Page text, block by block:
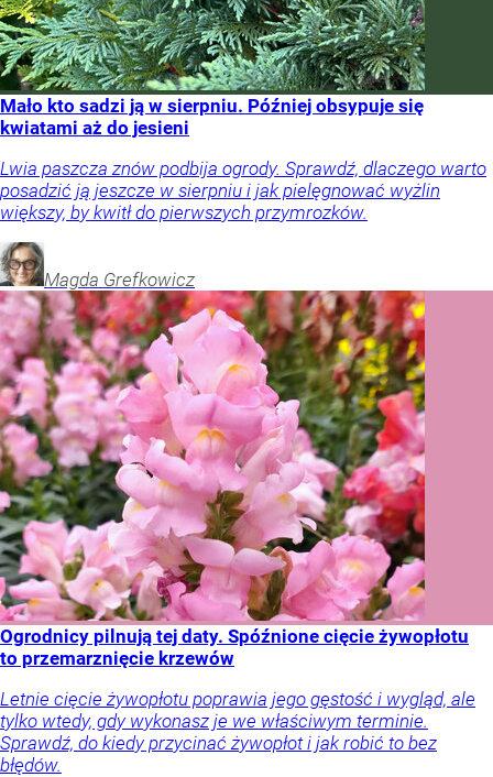
Mało kto sadzi ją w sierpniu. Później obsypuje się
kwiatami aż do jesieni
Lwia paszcza znów podbija ogrody. Sprawdź, dlaczego warto
posadzić ją jeszcze w sierpniu i jak pielęgnować wyżlin
większy, by kwitł do pierwszych przymrozków.
Magda Grefkowicz
Ogrodnicy pilnują tej daty. Spóźnione cięcie żywopłotu
to przemarznięcie krzewów
Letnie cięcie żywopłotu poprawia jego gęstość i wygląd, ale
tylko wtedy, gdy wykonasz je we właściwym terminie.
Sprawdź, do kiedy przycinać żywopłot i jak robić to bez
błędów.